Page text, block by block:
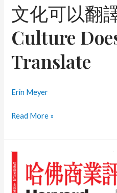
文化可以翻
Culture
Translate
Erin Meyer
文
可
翻
譯
Read More »